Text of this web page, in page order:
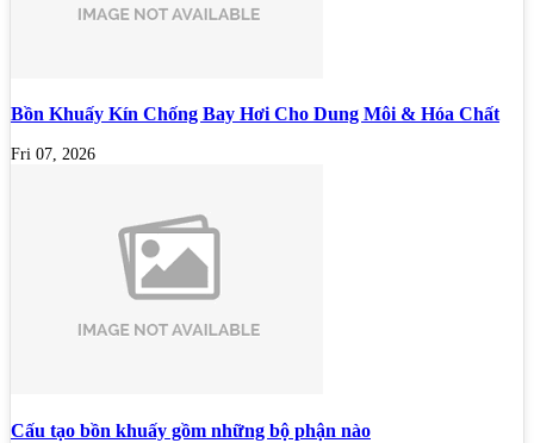
Bồn Khuấy Kín Chống Bay Hơi Cho Dung Môi & Hóa Chất
Fri 07, 2026
Cấu tạo bồn khuấy gồm những bộ phận nào